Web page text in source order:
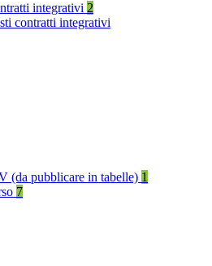
integrativi 2
contratti integrativi
(da pubblicare in tabelle) 1
7